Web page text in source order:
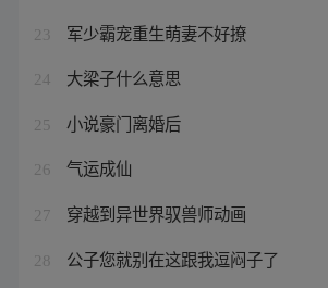
23 军少霸宠重生萌妻不好撩
24 大梁子什么意思
25 小说豪门离婚后
26 气运成仙
27 穿越到异世界驭兽师动画
28 公子您就别在这跟我逗闷子了